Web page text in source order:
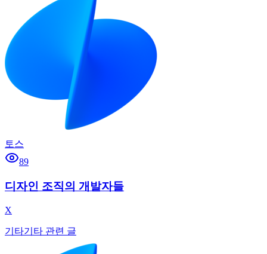
토스
89
디자인 조직의 개발자들
X
기타기타 관련 글